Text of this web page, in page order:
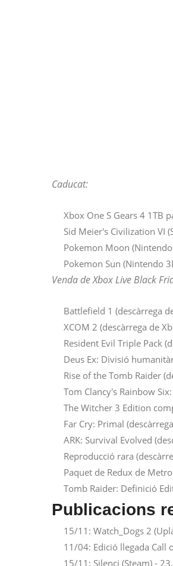
Caducat:
Xbox One S Gears 4 1TB
Sid Meier's Civilization VI
Pokemon Moon
Pokemon Sun (Nintendo
Venda de Xbox Live Black
Battlefield 1 (descàrrega
XCOM 2 (descàrrega de
Resident Evil Triple Pack
Deus Ex: Divisió
Rise of the Tomb Raider
Tom Clancy's Rainbow
The Witcher 3 Edition
Far Cry: Primal
ARK: Survival Evolved
Reproducció rara
Paquet de Redux de
Tomb Raider: Definició
Publicacions
15/11: Watch_Dogs 2
11/04: Edició llegada Call
15/11: Silenci (Steam) -